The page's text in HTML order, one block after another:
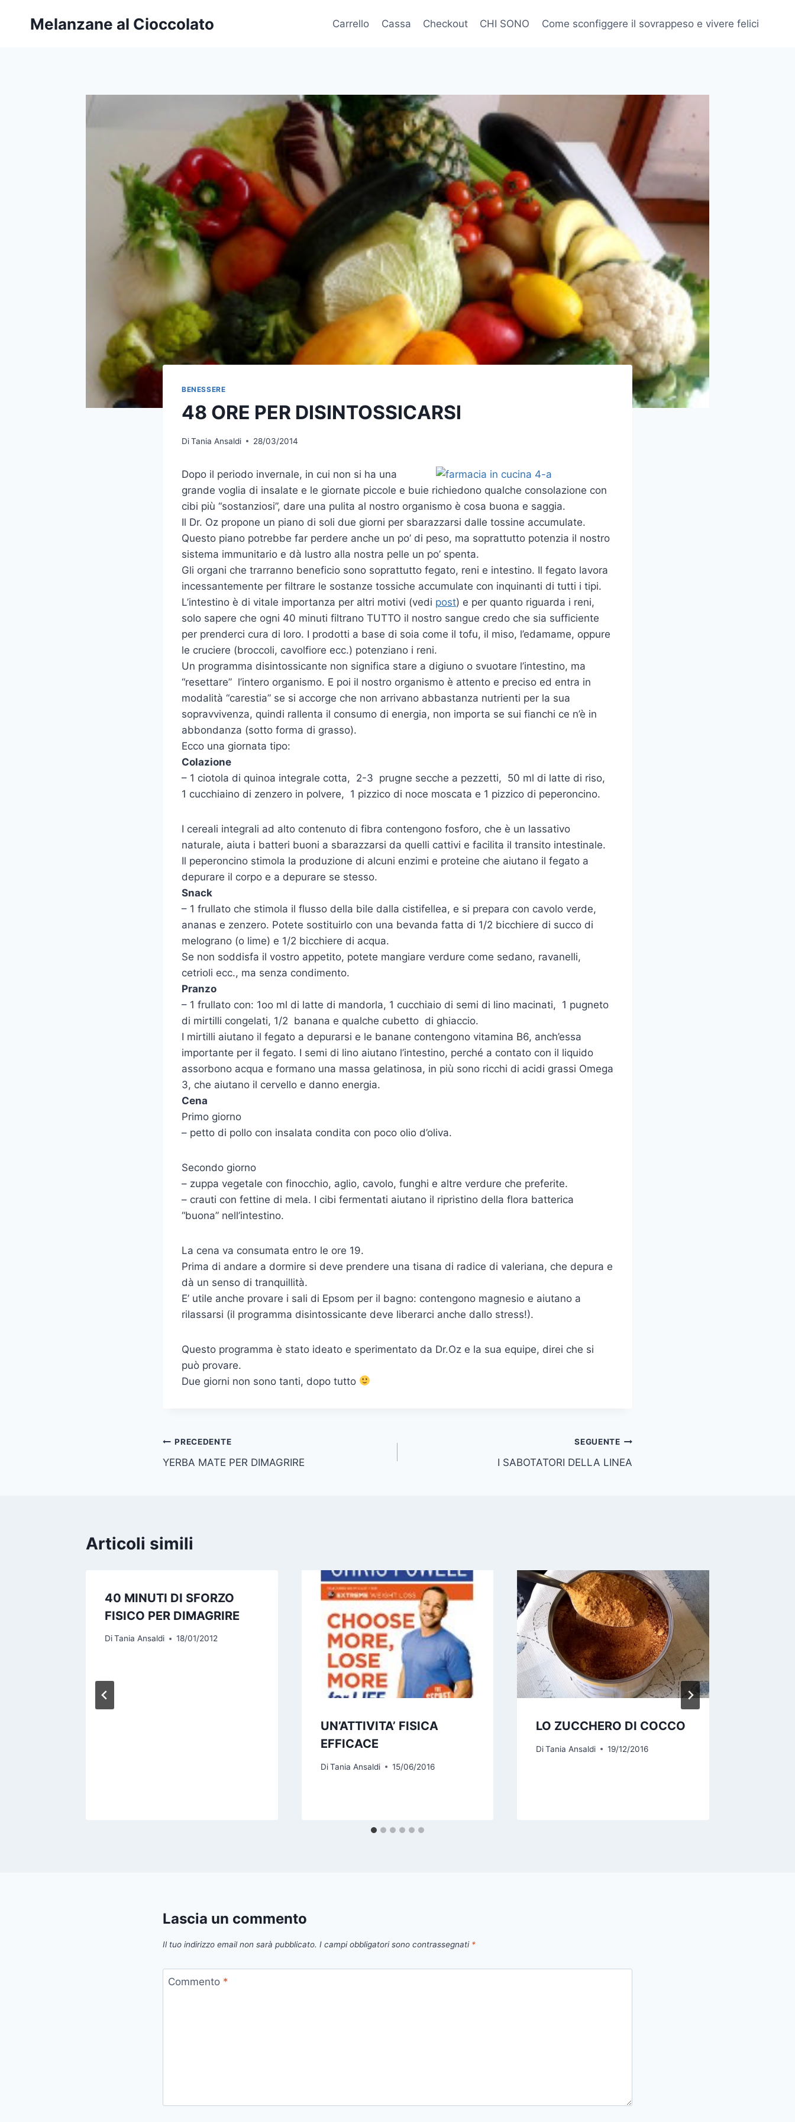
Melanzane al Cioccolato Carrello Cassa Checkout CHI SONO Come sconfiggere il sovrappeso e vivere felici
BENESSERE
48 ORE PER DISINTOSSICARSI
DiTania Ansaldi 28/03/2014
Dopo il periodo invernale, in cui non si ha una
grande voglia di insalate e le giornate piccole e buie richiedono qualche consolazione con
cibi più “sostanziosi”, dare una pulita al nostro organismo è cosa buona e saggia.
Il Dr. Oz propone un piano di soli due giorni per sbarazzarsi dalle tossine accumulate.
Questo piano potrebbe far perdere anche un po’ di peso, ma soprattutto potenzia il nostro
sistema immunitario e dà lustro alla nostra pelle un po’ spenta.
Gli organi che trarranno beneficio sono soprattutto fegato, reni e intestino. Il fegato lavora
incessantemente per filtrare le sostanze tossiche accumulate con inquinanti di tutti i tipi.
L’intestino è di vitale importanza per altri motivi (vedi post) e per quanto riguarda i reni,
solo sapere che ogni 40 minuti filtrano TUTTO il nostro sangue credo che sia sufficiente
per prenderci cura di loro. I prodotti a base di soia come il tofu, il miso, l’edamame, oppure
le cruciere (broccoli, cavolfiore ecc.) potenziano i reni.
Un programma disintossicante non significa stare a digiuno o svuotare l’intestino, ma
“resettare” l’intero organismo. E poi il nostro organismo è attento e preciso ed entra in
modalità “carestia” se si accorge che non arrivano abbastanza nutrienti per la sua
sopravvivenza, quindi rallenta il consumo di energia, non importa se sui fianchi ce n’è in
abbondanza (sotto forma di grasso).
Ecco una giornata tipo:
Colazione
– 1 ciotola di quinoa integrale cotta, 2-3 prugne secche a pezzetti, 50 ml di latte di riso,
1 cucchiaino di zenzero in polvere, 1 pizzico di noce moscata e 1 pizzico di peperoncino.
I cereali integrali ad alto contenuto di fibra contengono fosforo, che è un lassativo
naturale, aiuta i batteri buoni a sbarazzarsi da quelli cattivi e facilita il transito intestinale.
Il peperoncino stimola la produzione di alcuni enzimi e proteine che aiutano il fegato a
depurare il corpo e a depurare se stesso.
Snack
– 1 frullato che stimola il flusso della bile dalla cistifellea, e si prepara con cavolo verde,
ananas e zenzero. Potete sostituirlo con una bevanda fatta di 1/2 bicchiere di succo di
melograno (o lime) e 1/2 bicchiere di acqua.
Se non soddisfa il vostro appetito, potete mangiare verdure come sedano, ravanelli,
cetrioli ecc., ma senza condimento.
Pranzo
– 1 frullato con: 1oo ml di latte di mandorla, 1 cucchiaio di semi di lino macinati, 1 pugneto
di mirtilli congelati, 1/2 banana e qualche cubetto di ghiaccio.
I mirtilli aiutano il fegato a depurarsi e le banane contengono vitamina B6, anch’essa
importante per il fegato. I semi di lino aiutano l’intestino, perché a contato con il liquido
assorbono acqua e formano una massa gelatinosa, in più sono ricchi di acidi grassi Omega
3, che aiutano il cervello e danno energia.
Cena
Primo giorno
– petto di pollo con insalata condita con poco olio d’oliva.
Secondo giorno
– zuppa vegetale con finocchio, aglio, cavolo, funghi e altre verdure che preferite.
– crauti con fettine di mela. I cibi fermentati aiutano il ripristino della flora batterica
“buona” nell’intestino.
La cena va consumata entro le ore 19.
Prima di andare a dormire si deve prendere una tisana di radice di valeriana, che depura e
dà un senso di tranquillità.
E’ utile anche provare i sali di Epsom per il bagno: contengono magnesio e aiutano a
rilassarsi (il programma disintossicante deve liberarci anche dallo stress!).
Questo programma è stato ideato e sperimentato da Dr.Oz e la sua equipe, direi che si
può provare.
Due giorni non sono tanti, dopo tutto
Navigazione
articoli
PRECEDENTE
YERBA MATE PER DIMAGRIRE
SEGUENTE
I SABOTATORI DELLA LINEA
Articoli simili
40 MINUTI DI SFORZO
FISICO PER DIMAGRIRE
DiTania Ansaldi 18/01/2012
UN’ATTIVITA’ FISICA
EFFICACE
Di Tania Ansaldi 15/06/2016
LO ZUCCHERO DI COCCO
Di Tania Ansaldi 19/12/2016
Lascia un commento
Il tuo indirizzo email non sarà pubblicato. I campi obbligatori sono contrassegnati *
Commento *